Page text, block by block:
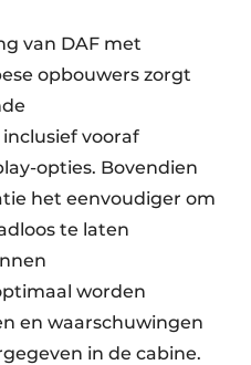
van DAF met
opbouwers zorgt
vooraf
opties. Bovendien
het eenvoudiger om
te laten
worden
en waarschuwingen
in de cabine.